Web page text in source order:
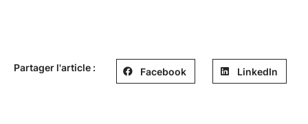
Partager l'article : Facebook LinkedIn